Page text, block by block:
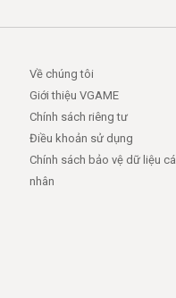
Về chúng tôi
Giới thiệu VGAME
Chính sách riêng tư
Điều khoản sử dụng
Chính sách bảo vệ dữ liệu cá
nhân